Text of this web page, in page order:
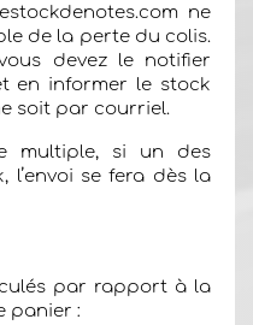
ne
de la perte du colis.
devez le notifier
en informer le stock
soit par courriel.
multiple, si un des
l’envoi se fera dès la
par rapport à la
panier :